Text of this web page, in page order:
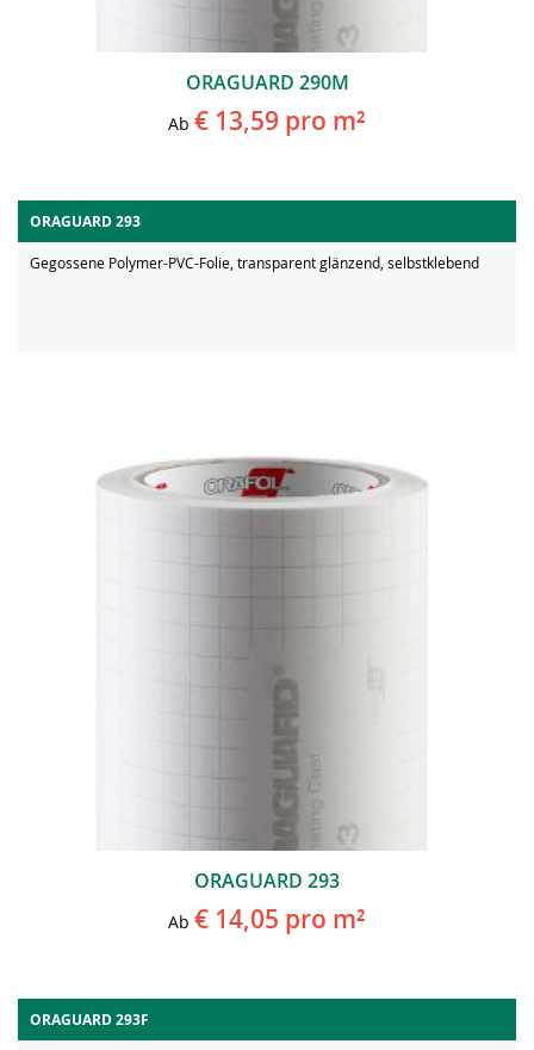
ORAGUARD 290M
Ab € 13,59 pro m²
ORAGUARD 293
Gegossene Polymer-PVC-Folie, transparent glänzend, selbstklebend
ORAGUARD 293
Ab € 14,05 pro m²
ORAGUARD 293F